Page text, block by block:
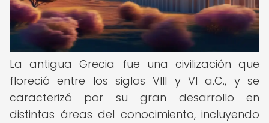
La antigua Grecia fue una civilización que
floreció entre los siglos VIII y VI a.C., y se
caracterizó por su gran desarrollo en
distintas áreas del conocimiento, incluyendo